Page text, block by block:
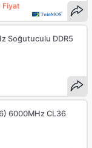
Fiyat
Soğutuculu DDR5
6000MHz CL36